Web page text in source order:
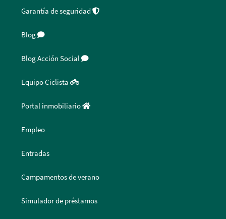
Garantía de seguridad
Blog
Blog Acción Social
Equipo Ciclista
Portal inmobiliario
Empleo
Entradas
Campamentos de verano
Simulador de préstamos